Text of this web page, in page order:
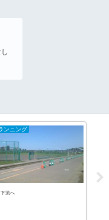
ンニング
流へ